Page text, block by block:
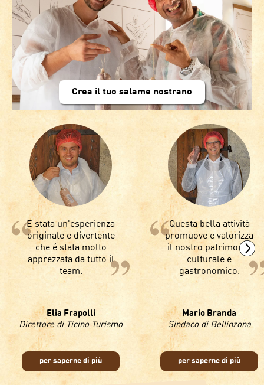
Crea il tuo salame nostrano
E stata un'esperienza
originale e divertente
che é stata molto
apprezzata da tutto il
team.
Elia Frapolli
Direttore di Ticino Turismo
per saperne di più
Questa bella attività
promuove e valorizza
il nostro patrimonio
culturale e
gastronomico.
Mario Branda
Sindaco di Bellinzona
per saperne di più